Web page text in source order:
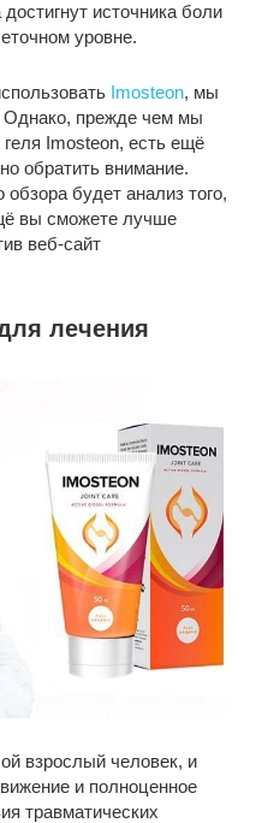
источника боли
уровне.
Imosteon, мы
Однако, прежде чем мы
Imosteon, есть ещё
обратить внимание.
будет анализ того,
вы сможете лучше
веб-сайт
лечения
взрослый человек, и
и полноценное
травматических